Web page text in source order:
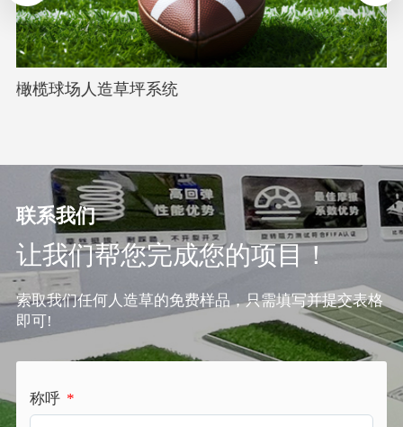
橄榄球场人造草坪系统
联系我们
让我们帮您完成您的项目！
索取我们任何人造草的免费样品，只需填写并提交表格
即可!
称呼 *